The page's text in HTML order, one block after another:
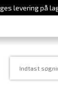
levering på